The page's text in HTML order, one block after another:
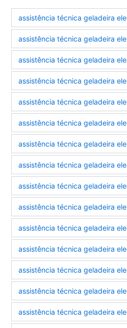
assistência técnica geladeira
assistência técnica geladeira
assistência técnica geladeira
assistência técnica geladeira
assistência técnica geladeira
assistência técnica geladeira
assistência técnica geladeira
assistência técnica geladeira
assistência técnica geladeira
assistência técnica geladeira
assistência técnica geladeira
assistência técnica geladeira
assistência técnica geladeira
assistência técnica geladeira
assistência técnica geladeira